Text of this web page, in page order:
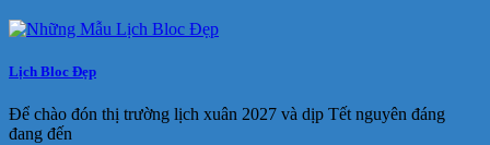
Lịch Bloc Đẹp
Để chào đón thị trường lịch xuân 2027 và dịp Tết nguyên đáng
đang đến